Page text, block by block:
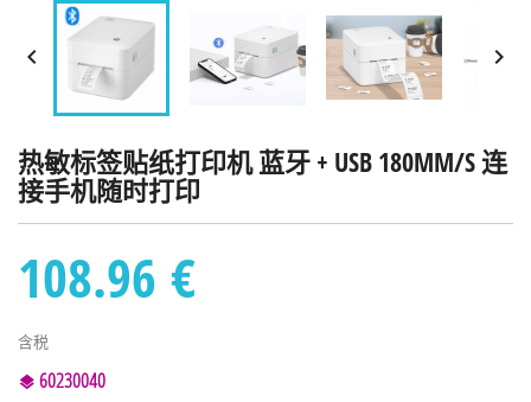
 
热敏标签贴纸打印机 蓝牙 + USB 180MM/S 连
接手机随时打印
108.96 €
含税
60230040